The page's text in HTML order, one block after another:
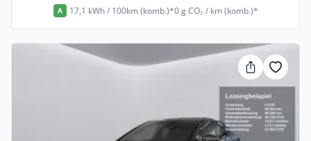
A 17,1 kWh / 100km (komb.)*0 g CO₂ / km (komb.)*